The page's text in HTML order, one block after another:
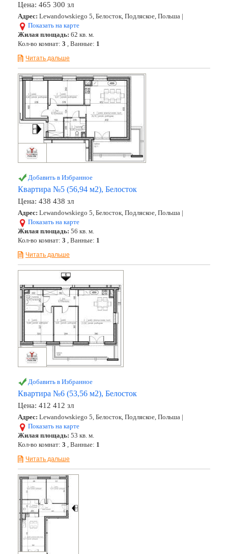
Цена: 465 300 зл
Адрес: Lewandowskiego 5, Белосток, Подляское, Польша |
Показать на карте
Жилая площадь: 62 кв. м.
Кол-во комнат: 3 , Ванные: 1
Читать дальше
Добавить в Избранное
Квартира №5 (56,94 м2), Белосток
Цена: 438 438 зл
Адрес: Lewandowskiego 5, Белосток, Подляское, Польша |
Показать на карте
Жилая площадь: 56 кв. м.
Кол-во комнат: 3 , Ванные: 1
Читать дальше
Добавить в Избранное
Квартира №6 (53,56 м2), Белосток
Цена: 412 412 зл
Адрес: Lewandowskiego 5, Белосток, Подляское, Польша |
Показать на карте
Жилая площадь: 53 кв. м.
Кол-во комнат: 3 , Ванные: 1
Читать дальше